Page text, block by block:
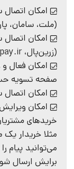
امکان
(ملت، سامان،
امکان اتصال
(زرین‌پال، pay.ir و…)
امکان فعال‌ و
صفحه تسویه
امکان
امکان
خرید‌های
مثلا خریدار
می‌توانید
برایش ارسال